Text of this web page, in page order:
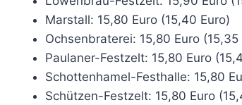
Marstall: 15,80 Euro (15,40 Euro)
Ochsenbraterei: 15,80 Euro (15,35
Paulaner-Festzelt: 15,80 Euro
Schottenhamel-Festhalle: 15,80
Schützen-Festzelt: 15,80 Euro